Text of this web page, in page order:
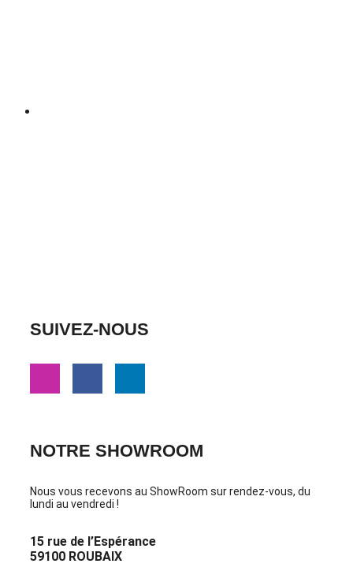
SUIVEZ-NOUS
NOTRE SHOWROOM
Nous vous recevons au ShowRoom sur rendez-vous, du
lundi au vendredi !
15 rue de l’Espérance
59100 ROUBAIX